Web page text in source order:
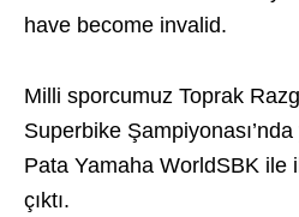
have become invalid.
Milli sporcumuz Toprak
Superbike Şampiyonası’nda
Pata Yamaha WorldSBK ile
çıktı.